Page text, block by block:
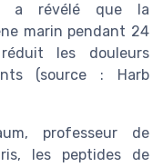
a révélé que la
marin pendant 24
les douleurs
(source : Harb
professeur de
les peptides de